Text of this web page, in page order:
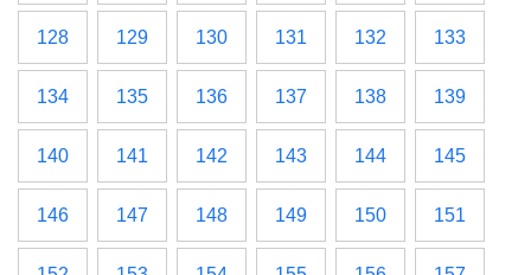
128 129 130 131 132 133
134 135 136 137 138 139
140 141 142 143 144 145
146 147 148 149 150 151